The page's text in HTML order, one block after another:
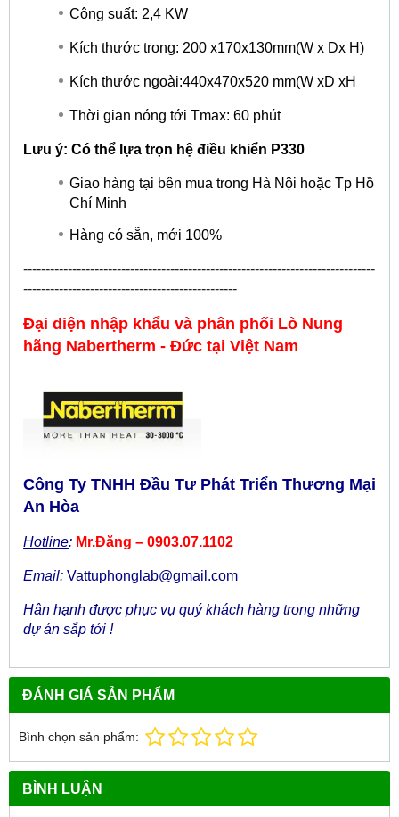
Công suất: 2,4 KW
Kích thước trong: 200 x170x130mm(W x Dx H)
Kích thước ngoài:440x470x520 mm(W xD xH
Thời gian nóng tới Tmax: 60 phút
Lưu ý: Có thể lựa trọn hệ điều khiển P330
Giao hàng tại bên mua trong Hà Nội hoặc Tp Hồ
Chí Minh
Hàng có sẵn, mới 100%
-------------------------------------------------------------------------------
------------------------------------------------
Đại diện nhập khẩu và phân phối Lò Nung
hãng Nabertherm - Đức tại Việt Nam
Công Ty TNHH Đầu Tư Phát Triển Thương Mại
An Hòa
Hotline: Mr.Đăng – 0903.07.1102
Email: Vattuphonglab@gmail.com
Hân hạnh được phục vụ quý khách hàng trong những
dự án sắp tới !
ĐÁNH GIÁ SẢN PHẨM
Bình chọn sản phẩm:
BÌNH LUẬN